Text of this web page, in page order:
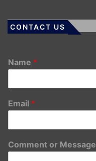
CONTACT US
Name *
Email *
Comment or Message